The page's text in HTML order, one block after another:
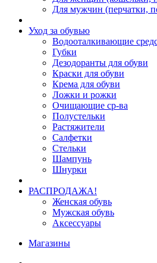
Для мужчин (перчатки,
Уход за обувью
Водооталкивающие
Губки
Дезодоранты для обуви
Краски для обуви
Крема для обуви
Ложки и рожки
Очищающие ср-ва
Полустельки
Растяжители
Салфетки
Стельки
Шампунь
Шнурки
РАСПРОДАЖА!
Женская обувь
Мужская обувь
Аксессуары
Магазины